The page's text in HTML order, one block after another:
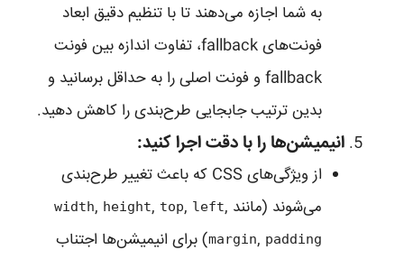
به شما اجازه می‌دهند تا با تنظیم دقیق ابعاد
فونت‌های fallback، تفاوت اندازه بین فونت
fallback و فونت اصلی را به حداقل برسانید و
بدین ترتیب جابجایی طرح‌بندی را کاهش دهید.
انیمیشن‌ها را با دقت اجرا کنید:
از ویژگی‌های CSS که باعث تغییر طرح‌بندی
می‌شوند (مانند
width, height, top, left,
margin, padding
) برای انیمیشن‌ها اجتناب